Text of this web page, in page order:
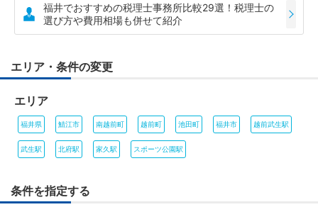
福井でおすすめの税理士事務所比較29選！税理士の
選び方や費用相場も併せて紹介
エリア・条件の変更
エリア
福井県 鯖江市 南越前町 越前町 池田町 福井市 越前武生駅
武生駅 北府駅 家久駅 スポーツ公園駅
条件を指定する